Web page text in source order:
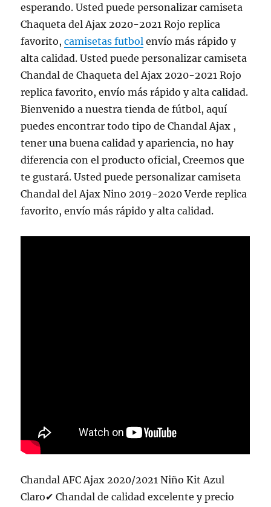
esperando. Usted puede personalizar camiseta
Chaqueta del Ajax 2020-2021 Rojo replica
favorito,camisetas futbol envío más rápido y
alta calidad. Usted puede personalizar camiseta
Chandal de Chaqueta del Ajax 2020-2021 Rojo
replica favorito, envío más rápido y alta calidad.
Bienvenido a nuestra tienda de fútbol, aquí
puedes encontrar todo tipo de Chandal Ajax ,
tener una buena calidad y apariencia, no hay
diferencia con el producto oficial, Creemos que
te gustará. Usted puede personalizar camiseta
Chandal del Ajax Nino 2019-2020 Verde replica
favorito, envío más rápido y alta calidad.
Chandal AFC Ajax 2020/2021 Niño Kit Azul
Claro✔ Chandal de calidad excelente y precio